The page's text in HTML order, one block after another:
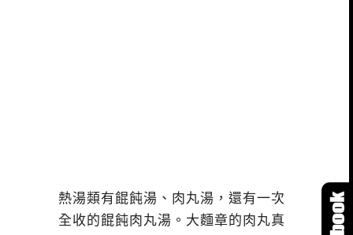
熱湯類有餛飩湯、肉丸湯，還有一次
全收的餛飩肉丸湯。大麵章的肉丸真